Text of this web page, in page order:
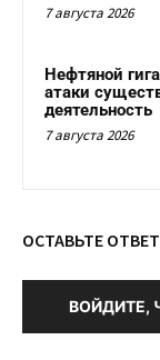
7 августа 2026
Нефтяной
атаки
деятельность
7 августа 2026
ОСТАВЬТЕ ОТВЕТ
ВОЙДИТЕ,